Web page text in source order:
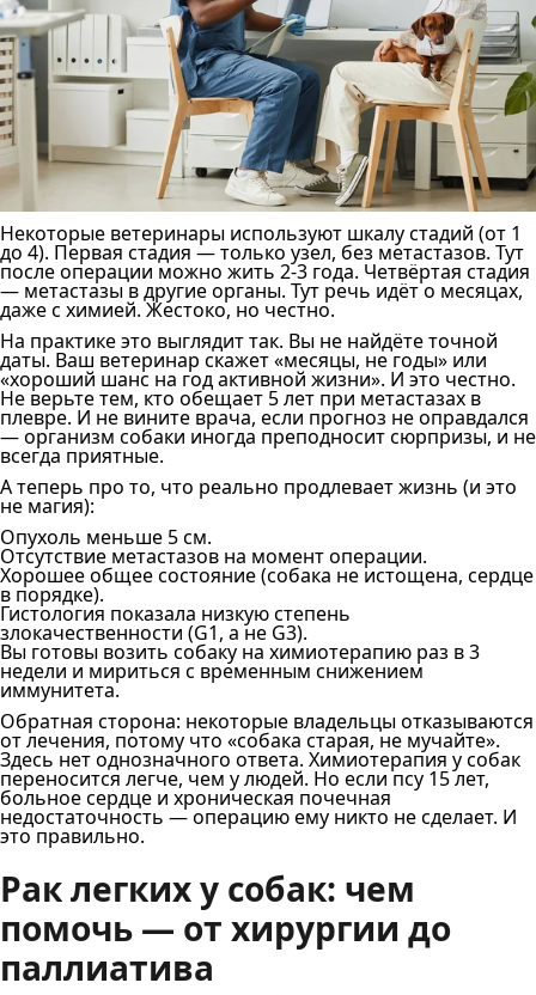
Некоторые ветеринары используют шкалу стадий (от 1
до 4). Первая стадия — только узел, без метастазов. Тут
после операции можно жить 2-3 года. Четвёртая стадия
— метастазы в другие органы. Тут речь идёт о месяцах,
даже с химией. Жестоко, но честно.
На практике это выглядит так. Вы не найдёте точной
даты. Ваш ветеринар скажет «месяцы, не годы» или
«хороший шанс на год активной жизни». И это честно.
Не верьте тем, кто обещает 5 лет при метастазах в
плевре. И не вините врача, если прогноз не оправдался
— организм собаки иногда преподносит сюрпризы, и не
всегда приятные.
А теперь про то, что реально продлевает жизнь (и это
не магия):
Опухоль меньше 5 см.
Отсутствие метастазов на момент операции.
Хорошее общее состояние (собака не истощена, сердце
в порядке).
Гистология показала низкую степень
злокачественности (G1, а не G3).
Вы готовы возить собаку на химиотерапию раз в 3
недели и мириться с временным снижением
иммунитета.
Обратная сторона: некоторые владельцы отказываются
от лечения, потому что «собака старая, не мучайте».
Здесь нет однозначного ответа. Химиотерапия у собак
переносится легче, чем у людей. Но если псу 15 лет,
больное сердце и хроническая почечная
недостаточность — операцию ему никто не сделает. И
это правильно.
Рак легких у собак: чем
помочь — от хирургии до
паллиатива